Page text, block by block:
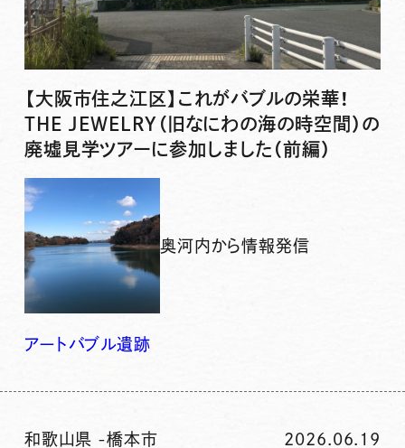
【大阪市住之江区】これがバブルの栄華！
THE JEWELRY（旧なにわの海の時空間）の
廃墟見学ツアーに参加しました（前編）
奥河内から情報発信
アートバブル遺跡
和歌山県 -橋本市 2026.06.19